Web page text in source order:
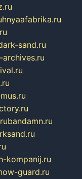
sand.ru
archives.ru
bandamn.ru
kompanij.ru
guard.ru